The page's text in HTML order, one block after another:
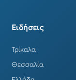
Ειδήσεις
Τρίκαλα
Θεσσαλία